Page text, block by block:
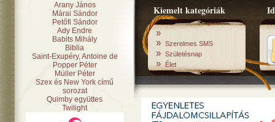
Kiemelt kategóriák
»
» Szerelmes SMS
» Születésnap
» Élet
Arany János
Márai Sándor
Petőfi Sándor
Ady Endre
Babits Mihály
Biblia
Saint-Exupéry, Antoine de
Popper Péter
Müller Péter
Szex és New York című
sorozat
Quimby együttes
Twilight